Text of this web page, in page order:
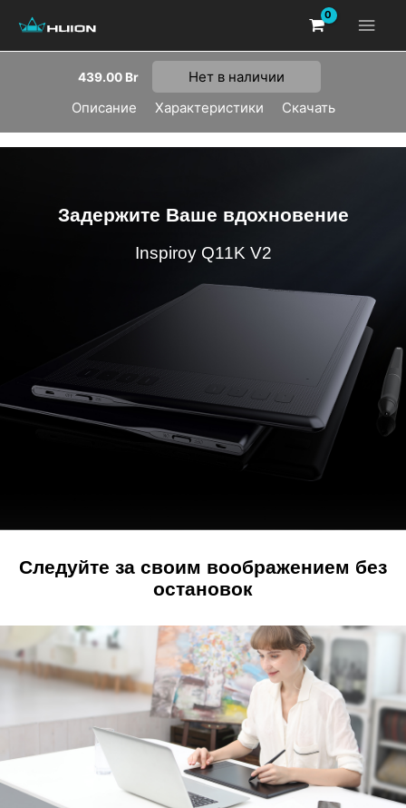
Задержите Ваше вдохновение
Inspiroy Q11K V2
Следуйте за своим воображением без
остановок
439.00 Br
Нет в наличии
Описание
Характеристики Скачать